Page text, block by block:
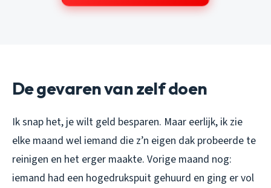
De gevaren van zelf doen
Ik snap het, je wilt geld besparen. Maar eerlijk, ik zie
elke maand wel iemand die z’n eigen dak probeerde te
reinigen en het erger maakte. Vorige maand nog:
iemand had een hogedrukspuit gehuurd en ging er vol